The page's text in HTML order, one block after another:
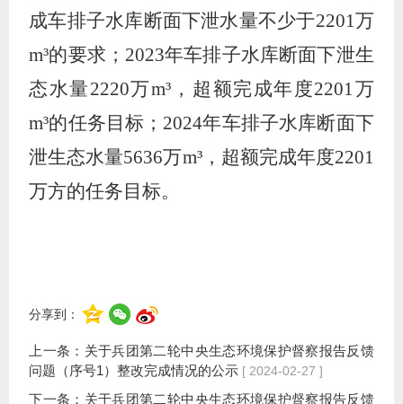
成车排子水库断面下泄水量不少于2201万
m³的要求 ； 2023年车排子水库断面下泄生
态水量2220万m³，超额完成年度2201万
m³的任务目标； 2024年车排子水库断面下
泄生态水量5636万m³，超额完成年度2201
万方的任务目标。
分享到：
上一条： 关于兵团第二轮中央生态环境保护督察报告反馈
问题（序号1）整改完成情况的公示 [ 2024-02-27 ]
下一条： 关于兵团第二轮中央生态环境保护督察报告反馈